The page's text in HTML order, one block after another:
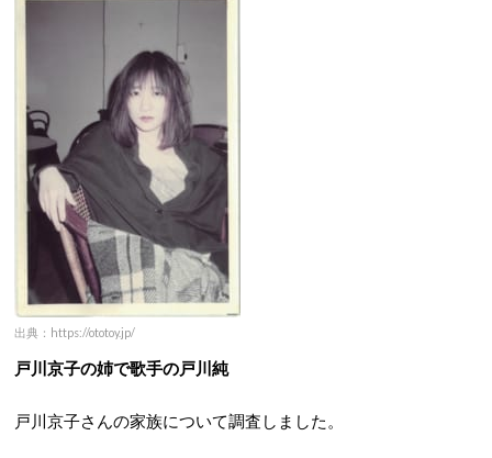
出典：https://ototoy.jp/
戸川京子の姉で歌手の戸川純
戸川京子さんの家族について調査しました。